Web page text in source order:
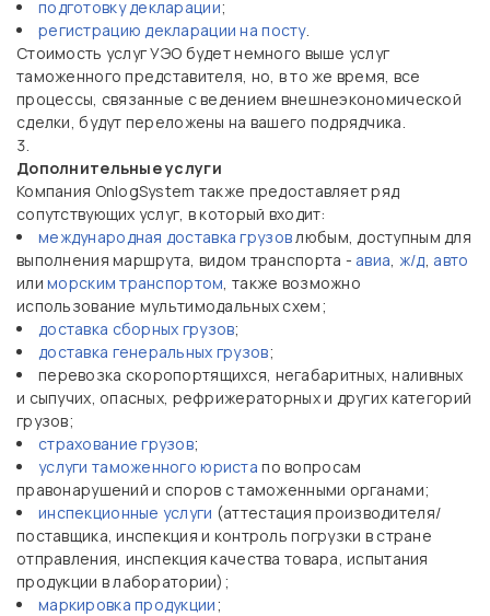
подготовку декларации;
регистрацию декларации на посту.
Стоимость услуг УЭО будет немного выше услуг
таможенного представителя, но, в то же время, все
процессы, связанные с ведением внешнеэкономической
сделки, будут переложены на вашего подрядчика.
Дополнительные услуги
Компания OnlogSystem также предоставляет ряд
сопутствующих услуг, в который входит:
международная доставка грузовлюбым, доступным для
выполнения маршрута, видом транспорта - авиа, ж/д, авто
илиморским транспортом, также возможно
использование мультимодальных схем;
доставка сборных грузов;
доставка генеральных грузов;
перевозка скоропортящихся, негабаритных, наливных
и сыпучих, опасных, рефрижераторных и других категорий
грузов;
страхование грузов;
услуги таможенного юриста по вопросам
правонарушений и споров с таможенными органами;
инспекционные услуги (аттестация производителя/
поставщика, инспекция и контроль погрузки в стране
отправления, инспекция качества товара, испытания
продукции в лаборатории);
маркировка продукции;